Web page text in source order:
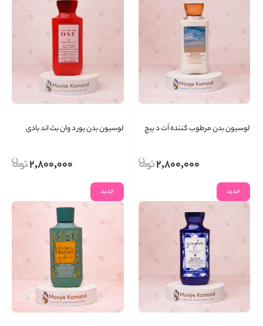
لوسیون بدن مرطوب کننده اَت د بیچ
2,800,000
لوسیون بدن یور د وان بث اند بادی
2,800,000
جدید جدید